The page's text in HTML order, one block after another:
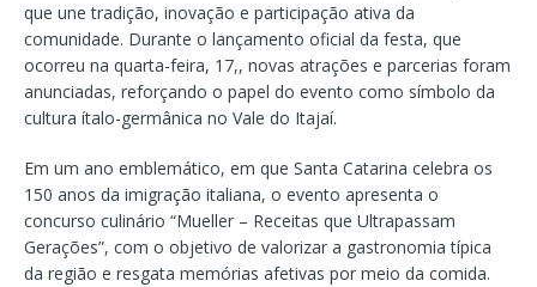
que une tradição, inovação e participação ativa da
comunidade. Durante o lançamento oficial da festa, que
ocorreu na quarta-feira, 17,, novas atrações e parcerias foram
anunciadas, reforçando o papel do evento como símbolo da
cultura ítalo-germânica no Vale do Itajaí.
Em um ano emblemático, em que Santa Catarina celebra os
150 anos da imigração italiana, o evento apresenta o
concurso culinário “Mueller – Receitas que Ultrapassam
Gerações”, com o objetivo de valorizar a gastronomia típica
da região e resgata memórias afetivas por meio da comida.